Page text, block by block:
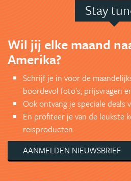
Stay
Wil jij elke maand
Amerika?
Schrijf je in voor de
boordevol foto's, prijsvragen
Ook ontvang je speciale deals
En profiteer je van de leukste
reisproducten.
AANMELDEN NIEUWSBRIEF